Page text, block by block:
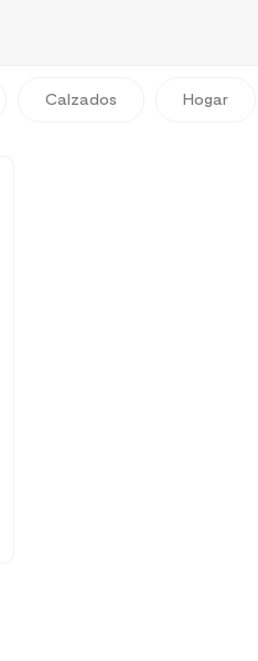
Calzados Hogar